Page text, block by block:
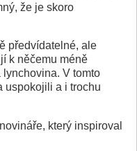
že je skoro
předvídatelné, ale
k něčemu méně
V tomto
uspokojili a i trochu
který inspiroval